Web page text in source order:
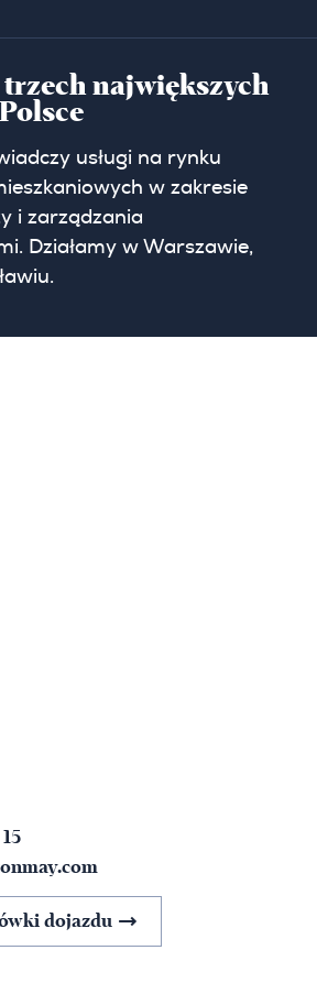
trzech największych
usługi na rynku
w zakresie
i zarządzania
Działamy w Warszawie,
dojazdu